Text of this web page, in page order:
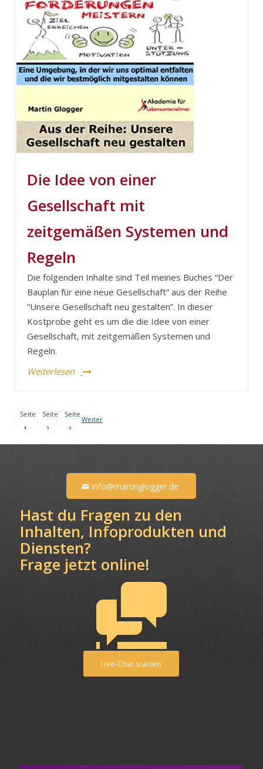
Die Idee von einer
Gesellschaft mit
zeitgemäßen Systemen und
Regeln
Die folgenden Inhalte sind Teil meines Buches “Der
Bauplan für eine neue Gesellschaft” aus der Reihe
“Unsere Gesellschaft neu gestalten”. In dieser
Kostprobe geht es um die die Idee von einer
Gesellschaft, mit zeitgemäßen Systemen und
Regeln.
Weiterlesen
Seite
1
Seite
2
Seite
3
Weiter
info@martinglogger.de
Hast du Fragen zu den
Inhalten, Infoprodukten und
Diensten?
Frage jetzt online!
Live-Chat starten